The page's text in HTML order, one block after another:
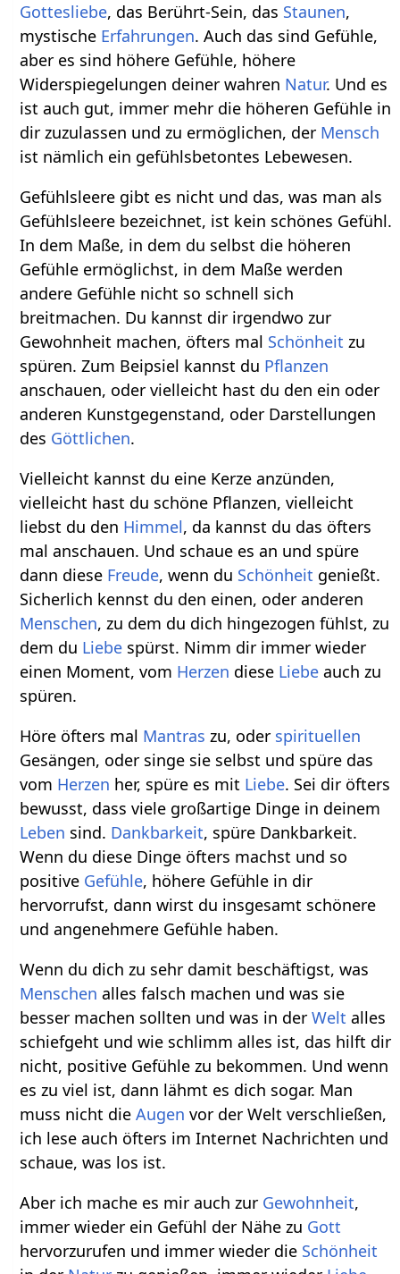
Gottesliebe, das Berührt-Sein, das Staunen,
mystische Erfahrungen. Auch das sind Gefühle,
aber es sind höhere Gefühle, höhere
Widerspiegelungen deiner wahren Natur. Und es
ist auch gut, immer mehr die höheren Gefühle in
dir zuzulassen und zu ermöglichen, der Mensch
ist nämlich ein gefühlsbetontes Lebewesen.
Gefühlsleere gibt es nicht und das, was man als
Gefühlsleere bezeichnet, ist kein schönes Gefühl.
In dem Maße, in dem du selbst die höheren
Gefühle ermöglichst, in dem Maße werden
andere Gefühle nicht so schnell sich
breitmachen. Du kannst dir irgendwo zur
Gewohnheit machen, öfters mal Schönheit zu
spüren. Zum Beipsiel kannst du Pflanzen
anschauen, oder vielleicht hast du den ein oder
anderen Kunstgegenstand, oder Darstellungen
des Göttlichen.
Vielleicht kannst du eine Kerze anzünden,
vielleicht hast du schöne Pflanzen, vielleicht
liebst du den Himmel, da kannst du das öfters
mal anschauen. Und schaue es an und spüre
dann diese Freude, wenn du Schönheit genießt.
Sicherlich kennst du den einen, oder anderen
Menschen, zu dem du dich hingezogen fühlst, zu
dem du Liebe spürst. Nimm dir immer wieder
einen Moment, vom Herzen diese Liebe auch zu
spüren.
Höre öfters mal Mantras zu, oder spirituellen
Gesängen, oder singe sie selbst und spüre das
vom Herzen her, spüre es mit Liebe. Sei dir öfters
bewusst, dass viele großartige Dinge in deinem
Leben sind. Dankbarkeit, spüre Dankbarkeit.
Wenn du diese Dinge öfters machst und so
positive Gefühle, höhere Gefühle in dir
hervorrufst, dann wirst du insgesamt schönere
und angenehmere Gefühle haben.
Wenn du dich zu sehr damit beschäftigst, was
Menschen alles falsch machen und was sie
besser machen sollten und was in derWelt alles
schiefgeht und wie schlimm alles ist, das hilft dir
nicht, positive Gefühle zu bekommen. Und wenn
es zu viel ist, dann lähmt es dich sogar. Man
muss nicht dieAugen vor der Welt verschließen,
ich lese auch öfters im Internet Nachrichten und
schaue, was los ist.
Aber ich mache es mir auch zur Gewohnheit,
immer wieder ein Gefühl der Nähe zu Gott
hervorzurufen und immer wieder die Schönheit